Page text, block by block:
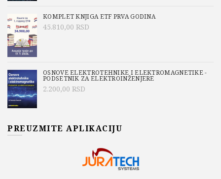
KOMPLET KNJIGA ETF PRVA GODINA
45.810,00 RSD
OSNOVE ELEKTROTEHNIKE I ELEKTROMAGNETIKE -
PODSETNIK ZA ELEKTROINŽENJERE
2.200,00 RSD
PREUZMITE APLIKACIJU